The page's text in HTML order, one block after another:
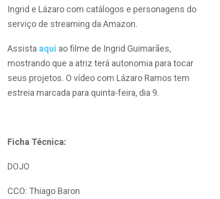
Ingrid e Lázaro com catálogos e personagens do
serviço de streaming da Amazon.
Assista aqui ao filme de Ingrid Guimarães,
mostrando que a atriz terá autonomia para tocar
seus projetos. O vídeo com Lázaro Ramos tem
estreia marcada para quinta-feira, dia 9.
Ficha Técnica:
DOJO
CCO: Thiago Baron